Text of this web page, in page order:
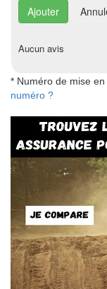
Aucun avis
* Numéro de mise
numéro ?